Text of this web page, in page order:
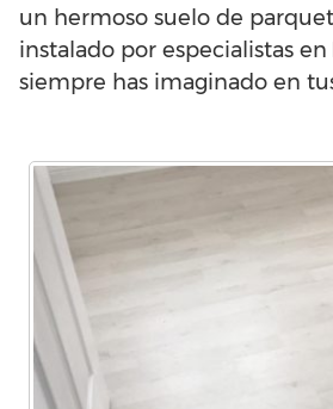
un hermoso suelo de
instalado por especialistas en
siempre has imaginado en